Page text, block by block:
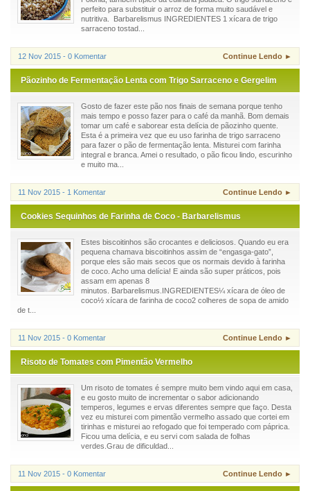
perfeito para substituir o arroz de forma muito saudável e
nutritiva. Barbarelismus INGREDIENTES 1 xícara de trigo
sarraceno tostad...
12 Nov 2015 - 0 Komentar Continue Lendo ►
Pãozinho de Fermentação Lenta com Trigo Sarraceno e Gergelim
Gosto de fazer este pão nos finais de semana porque tenho
mais tempo e posso fazer para o café da manhã. Bom demais
tomar um café e saborear esta delícia de pãozinho quente.
Esta é a primeira vez que eu uso farinha de trigo sarraceno
para fazer o pão de fermentação lenta. Misturei com farinha
integral e branca. Amei o resultado, o pão ficou lindo, escurinho
e muito ma...
11 Nov 2015 - 1 Komentar Continue Lendo ►
Cookies Sequinhos de Farinha de Coco - Barbarelismus
Estes biscoitinhos são crocantes e deliciosos. Quando eu era
pequena chamava biscoitinhos assim de “engasga-gato”,
porque eles são mais secos que os normais devido à farinha
de coco. Acho uma delícia! E ainda são super práticos, pois
assam em apenas 8
minutos. Barbarelismus.INGREDIENTES¼ xícara de óleo de
coco½ xícara de farinha de coco2 colheres de sopa de amido
de t...
11 Nov 2015 - 0 Komentar Continue Lendo ►
Risoto de Tomates com Pimentão Vermelho
Um risoto de tomates é sempre muito bem vindo aqui em casa,
e eu gosto muito de incrementar o sabor adicionando
temperos, legumes e ervas diferentes sempre que faço. Desta
vez eu misturei com pimentão vermelho assado que cortei em
tirinhas e misturei ao refogado que foi temperado com páprica.
Ficou uma delícia, e eu servi com salada de folhas
verdes.Grau de dificuldad...
11 Nov 2015 - 0 Komentar Continue Lendo ►